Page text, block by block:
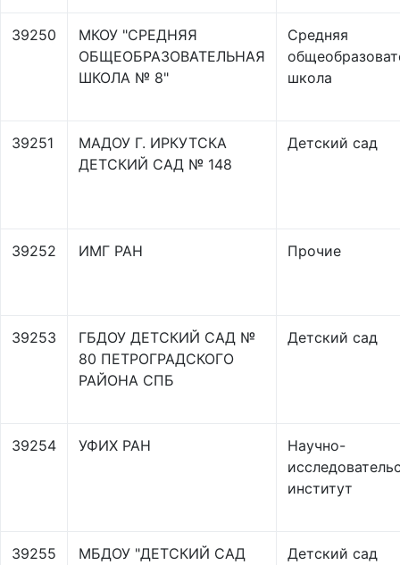
39250
МКОУ "СРЕДНЯЯ
ОБЩЕОБРАЗОВАТЕЛЬНАЯ
ШКОЛА № 8"
Средняя
школа
39251
МАДОУ Г. ИРКУТСКА
ДЕТСКИЙ САД № 148
Детский сад
39252 ИМГ РАН Прочие
39253
ГБДОУ ДЕТСКИЙ САД №
80 ПЕТРОГРАДСКОГО
РАЙОНА СПБ
Детский сад
39254 УФИХ РАН
Научно-
институт
39255
МБДОУ "ДЕТСКИЙ САД
Детский сад